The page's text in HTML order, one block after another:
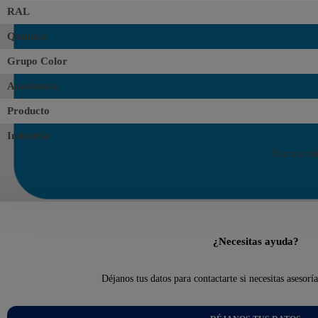
RAL
Química
Grupo Color
Apariencia
Producto
Industria
¿Necesitas ayuda?
Déjanos tus datos para contactarte si necesitas